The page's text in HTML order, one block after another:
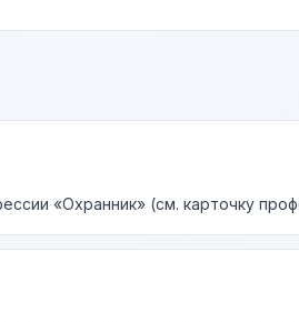
«Охранник» (см. карточку